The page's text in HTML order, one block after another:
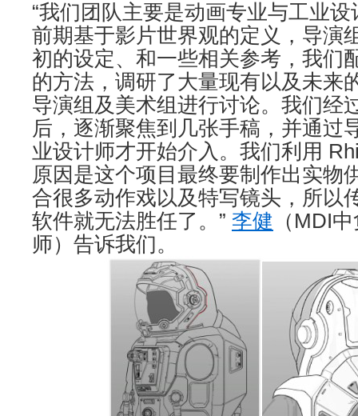
“我们团队主要是动画专业与工业
前期基于影片世界观的定义，导演
初的设定、和一些相关参考，我们
的方法，调研了大量现有以及未来
导演组及美术组进行讨论。我们经
后，逐渐聚焦到几张手稿，并通过
业设计师才开始介入。我们利用
原因是这个项目最终要制作出实物
合很多动作戏以及特写镜头，所以
软件就无法胜任了。” 李健 （MDI
师）告诉我们。